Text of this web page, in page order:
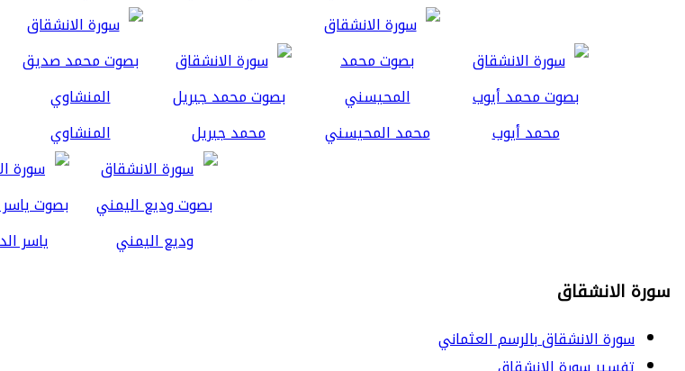
محمد أيوب محمد المحيسني محمد جبريل المنشاوي
وديع اليمني ياسر
سورة الانشقاق
سورة الانشقاق بالرسم العثماني